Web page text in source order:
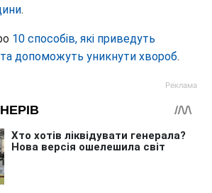
.
10 способів, які приведуть
допоможуть уникнути хвороб.